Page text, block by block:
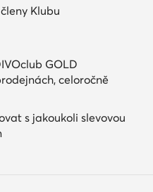
Klubu
GOLD
celoročně
s jakoukoli slevovou